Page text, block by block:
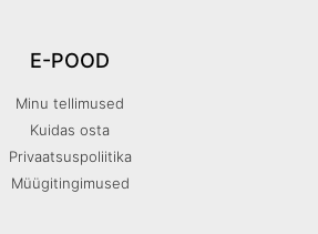
E-POOD
Minu tellimused
Kuidas osta
Privaatsuspoliitika
Müügitingimused